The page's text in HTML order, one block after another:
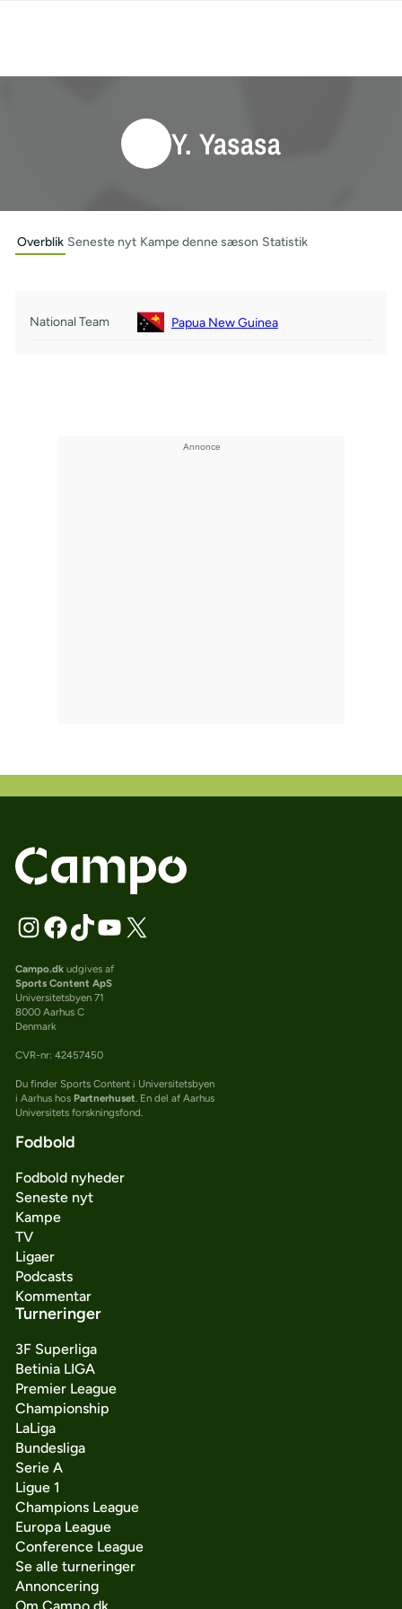
Y. Yasasa
Overblik Seneste nyt Kampe denne sæson Statistik
National Team Papua New Guinea
Campo.dkudgives af
Sports Content ApS
Universitetsbyen 71
8000 Aarhus C
Denmark
CVR-nr: 42457450
Du finder Sports Content i Universitetsbyen
i Aarhus hos Partnerhuset. En del af Aarhus
Universitets forskningsfond.
Fodbold
Fodbold nyheder
Seneste nyt
Kampe
TV
Ligaer
Podcasts
Kommentar
Turneringer
3F Superliga
Betinia LIGA
Premier League
Championship
LaLiga
Bundesliga
Serie A
Ligue 1
Champions League
Europa League
Conference League
Se alle turneringer
Annoncering